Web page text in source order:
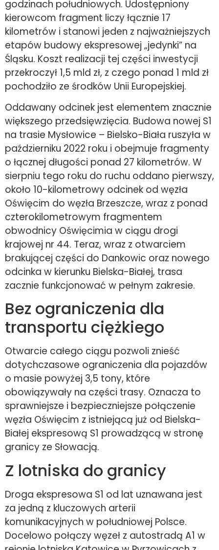
godzinach południowych. Udostępniony
kierowcom fragment liczy łącznie 17
kilometrów i stanowi jeden z najważniejszych
etapów budowy ekspresowej „jedynki” na
Śląsku. Koszt realizacji tej części inwestycji
przekroczył 1,5 mld zł, z czego ponad 1 mld zł
pochodziło ze środków Unii Europejskiej.
Oddawany odcinek jest elementem znacznie
większego przedsięwzięcia. Budowa nowej S1
na trasie Mysłowice – Bielsko-Biała ruszyła w
październiku 2022 roku i obejmuje fragmenty
o łącznej długości ponad 27 kilometrów. W
sierpniu tego roku do ruchu oddano pierwszy,
około 10-kilometrowy odcinek od węzła
Oświęcim do węzła Brzeszcze, wraz z ponad
czterokilometrowym fragmentem
obwodnicy Oświęcimia w ciągu drogi
krajowej nr 44. Teraz, wraz z otwarciem
brakującej części do Dankowic oraz nowego
odcinka w kierunku Bielska-Białej, trasa
zacznie funkcjonować w pełnym zakresie.
Bez ograniczenia dla
transportu ciężkiego
Otwarcie całego ciągu pozwoli znieść
dotychczasowe ograniczenia dla pojazdów
o masie powyżej 3,5 tony, które
obowiązywały na części trasy. Oznacza to
sprawniejsze i bezpieczniejsze połączenie
węzła Oświęcim z istniejącą już od Bielska-
Białej ekspresową S1 prowadzącą w stronę
granicy ze Słowacją.
Z lotniska do granicy
Droga ekspresowa S1 od lat uznawana jest
za jedną z kluczowych arterii
komunikacyjnych w południowej Polsce.
Docelowo połączy węzeł z autostradą A1 w